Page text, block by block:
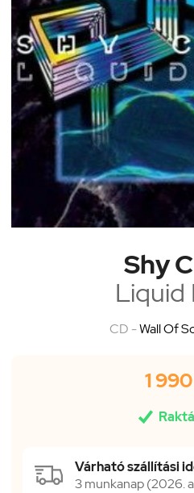
Shy
Liquid
CD -Wall Of
1

Várható szállítási
3 munkanap (2026.